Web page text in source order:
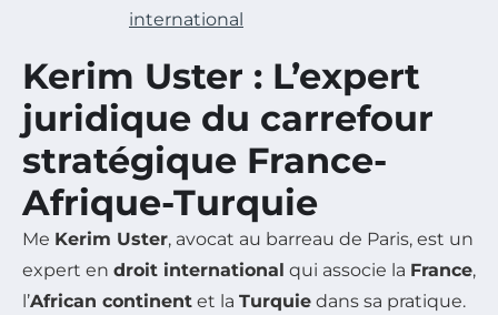
international
Kerim Uster : L’expert
juridique du carrefour
stratégique France-
Afrique-Turquie
Me Kerim Uster, avocat au barreau de Paris, est un
expert en droit international qui associe la France,
l’African continent et la Turquie dans sa pratique.